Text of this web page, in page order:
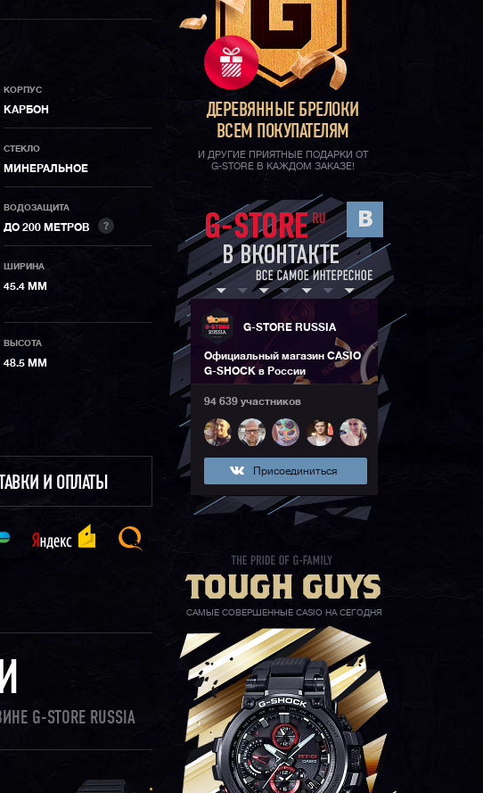
КОРПУС
КАРБОН
СТЕКЛО
МИНЕРАЛЬНОЕ
ВОДОЗАЩИТА
ДО 200 МЕТРОВ ?
ШИРИНА
45.4 ММ
ВЫСОТА
48.5 ММ
И ОПЛАТЫ
G-STORE RUSSIA
ДЕРЕВЯННЫЕ БРЕЛОКИ
ВСЕМ ПОКУПАТЕЛЯМ
И ДРУГИЕ ПРИЯТНЫЕ ПОДАРКИ ОТ
G-STORE В КАЖДОМ ЗАКАЗЕ!
G-STORE RUSSIA
Официальный магазин CASIO
G-SHOCK в России
94 639 участников
Присоединиться
САМЫЕ СОВЕРШЕННЫЕ CASIO НА СЕГОДНЯ